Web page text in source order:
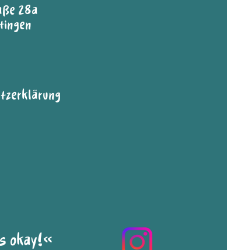
28a
okay!«